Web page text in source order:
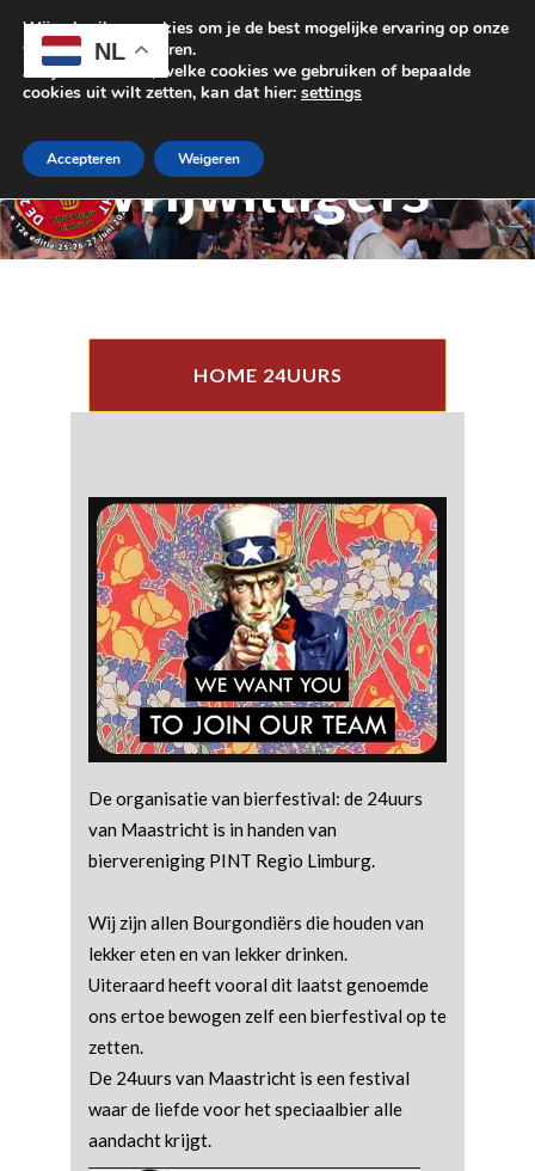
Vrijwilligers
HOME 24UURS
De organisatie van bierfestival: de 24uurs
van Maastricht is in handen van
biervereniging PINT Regio Limburg.
Wij zijn allen Bourgondiërs die houden van
lekker eten en van lekker drinken.
Uiteraard heeft vooral dit laatst genoemde
ons ertoe bewogen zelf een bierfestival op te
zetten.
De 24uurs van Maastricht is een festival
waar de liefde voor het speciaalbier alle
aandacht krijgt.
NL
Wij gebruiken cookies om je de best mogelijke ervaring op onze
website te garanderen.
Als je wilt weten, welke cookies we gebruiken of bepaalde
cookies uit wilt zetten, kan dat hier: settings
Accepteren Weigeren